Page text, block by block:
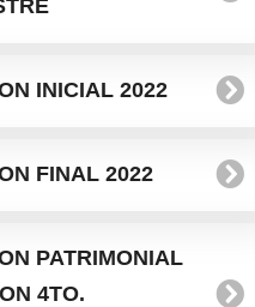
INICIAL 2022
FINAL 2022
PATRIMONIAL
4TO.